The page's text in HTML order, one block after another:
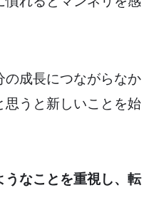
の成長につながらなか
思うと新しいことを始
うなことを重視し、転